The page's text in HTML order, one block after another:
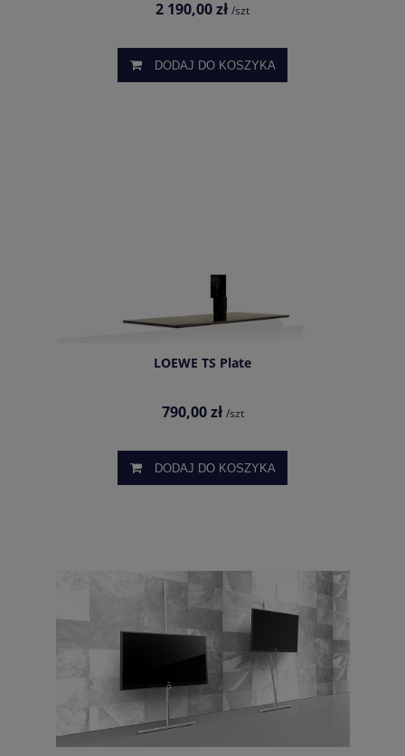
2 190,00 zł /szt
DODAJ DO KOSZYKA
LOEWE TS Plate
790,00 zł /szt
DODAJ DO KOSZYKA